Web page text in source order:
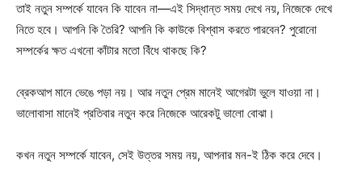
তাই নতুন সম্পর্কে যাবেন কি যাবেন না—এই সিদ্ধান্ত সময় দেখে নয়, নিজেকে দেখে
নিতে হবে। আপনি কি তৈরি? আপনি কি কাউকে বিশ্বাস করতে পারবেন? পুরোনো
সম্পর্কের ক্ষত এখনো কাঁটার মতো বিঁধে থাকছে কি?
ব্রেকআপ মানে ভেঙে পড়া নয়। আর নতুন প্রেম মানেই আগেরটা ভুলে যাওয়া না।
ভালোবাসা মানেই প্রতিবার নতুন করে নিজেকে আরেকটু ভালো বোঝা।
কখন নতুন সম্পর্কে যাবেন, সেই উত্তর সময় নয়, আপনার মন-ই ঠিক করে দেবে।